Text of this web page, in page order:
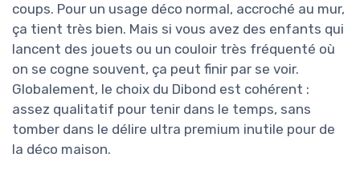
coups. Pour un usage déco normal, accroché au mur,
ça tient très bien. Mais si vous avez des enfants qui
lancent des jouets ou un couloir très fréquenté où
on se cogne souvent, ça peut finir par se voir.
Globalement, le choix du Dibond est cohérent :
assez qualitatif pour tenir dans le temps, sans
tomber dans le délire ultra premium inutile pour de
la déco maison.